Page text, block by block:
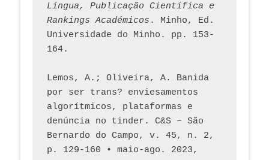
Língua, Publicação Científica e
Rankings Académicos . Minho, Ed.
Universidade do Minho. pp. 153-
164.
Lemos, A.; Oliveira, A. Banida
por ser trans? enviesamentos
algorítmicos, plataformas e
denúncia no tinder. C&S – São
Bernardo do Campo, v. 45, n. 2,
p. 129-160 • maio-ago. 2023,